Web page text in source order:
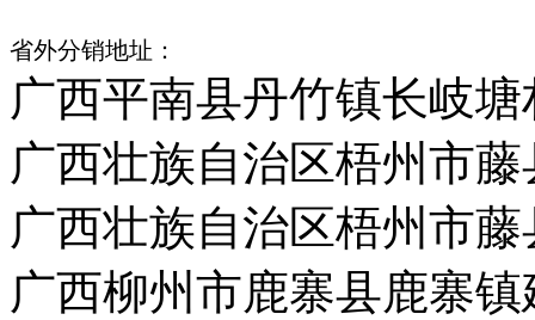
省外分销地址：
广西平南县丹竹镇长岐塘
广西壮族自治区梧州市
广西壮族自治区梧州市
广西柳州市鹿寨县鹿寨